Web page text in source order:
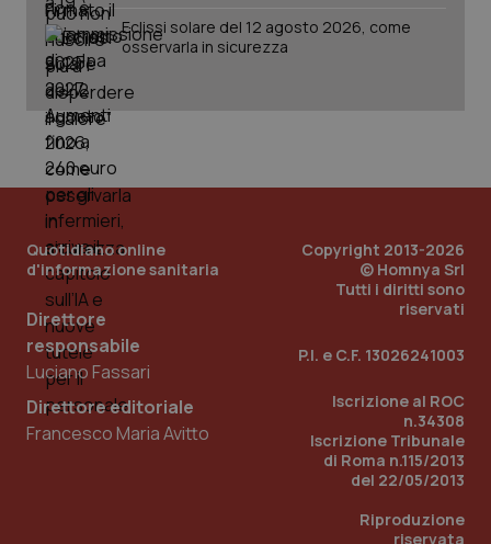
Eclissi solare del 12 agosto 2026, come
osservarla in sicurezza
Quotidiano online
d'informazione sanitaria
Direttore
responsabile
Luciano Fassari
Direttore editoriale
Francesco Maria Avitto
Copyright 2013-2026
© Homnya Srl
Tutti i diritti sono
riservati
P.I. e C.F. 13026241003
Iscrizione al ROC
n.34308
Iscrizione Tribunale
di Roma n.115/2013
del 22/05/2013
Riproduzione
riservata
_ga_KM60CM4NPH